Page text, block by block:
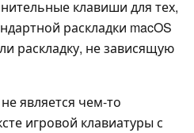
клавиши для тех,
раскладки macOS
раскладку, не зависящую
является чем-то
игровой клавиатуры с